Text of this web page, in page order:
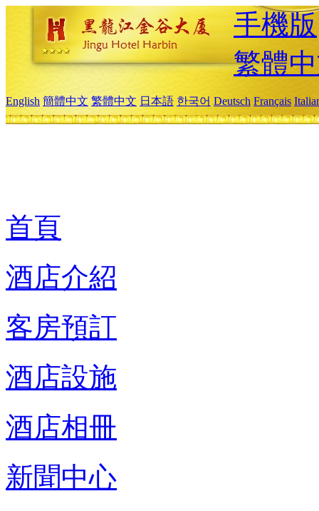
手機版
繁體
English 簡體中文 繁體中文 日本語 한국어 Deutsch Français
首頁
酒店介紹
客房預訂
酒店設施
酒店相冊
新聞中心